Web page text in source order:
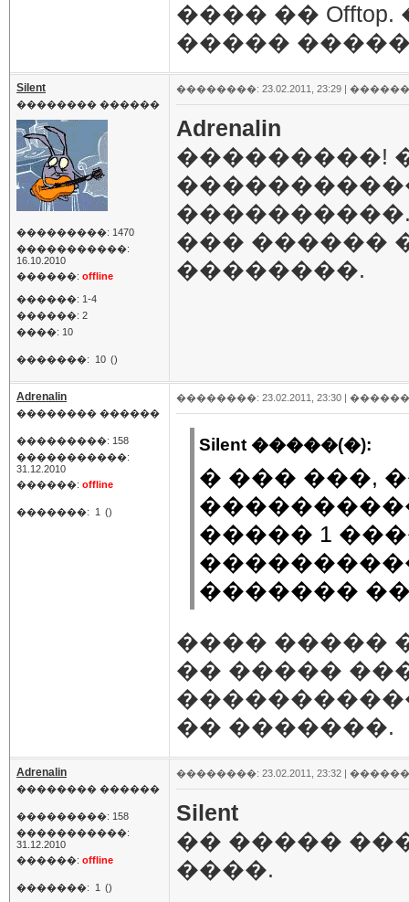
���� ��
�����
Silent
�������� ������
���������: 1470
�����������:
16.10.2010
������: offline
������: 1-4
������: 2
����: 10
�������: 10 ()
��������: 23.02.2011, 23:29 |
Adrenalin
���������!
��� ������
��������.
Adrenalin
�������� ������
���������: 158
�����������:
31.12.2010
������: offline
�������: 1 ()
��������: 23.02.2011, 23:30 |
Silent �����(�):
� ��� ���,
����� 1
�������
���� �����
�� �����
�� �������.
Adrenalin
�������� ������
���������: 158
�����������:
31.12.2010
������: offline
�������: 1 ()
��������: 23.02.2011, 23:32 |
Silent
�� �����
����.